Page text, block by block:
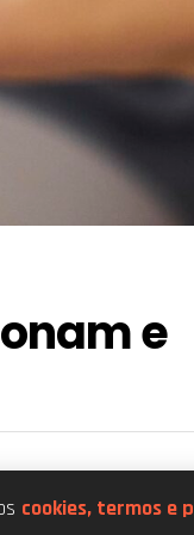
e
0001-68
cookies, termos e